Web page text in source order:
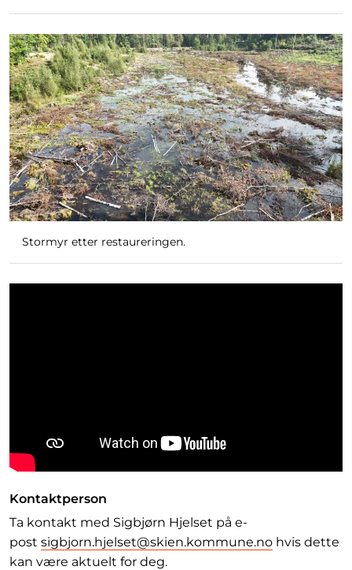
Stormyr etter restaureringen.
Kontaktperson
Ta kontakt med Sigbjørn Hjelset på e-
post sigbjorn.hjelset@skien.kommune.no hvis dette
kan være aktuelt for deg.